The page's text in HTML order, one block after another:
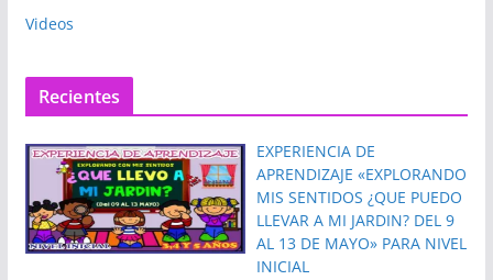
Videos
Recientes
EXPERIENCIA DE
APRENDIZAJE «EXPLORANDO
MIS SENTIDOS ¿QUE PUEDO
LLEVAR A MI JARDIN? DEL 9
AL 13 DE MAYO» PARA NIVEL
INICIAL